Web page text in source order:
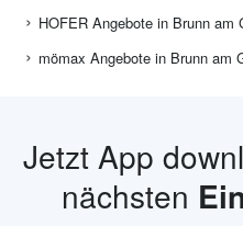
HOFER Angebote in Brunn am
mömax Angebote in Brunn am
Jetzt App
nächsten